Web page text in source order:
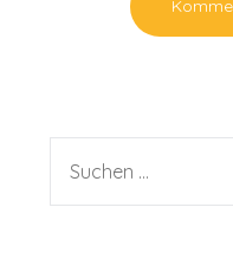
NACH: